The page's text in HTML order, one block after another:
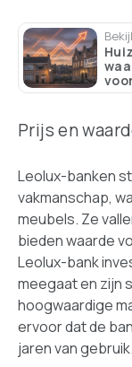
Prijs en
Leolux-banken
vakmanschap,
meubels. Ze
bieden waarde
Leolux-bank
meegaat en zijn
hoogwaardige
ervoor dat de
jaren van gebruik.